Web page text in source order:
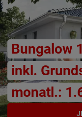
Bungalow
inkl.
monatl.: